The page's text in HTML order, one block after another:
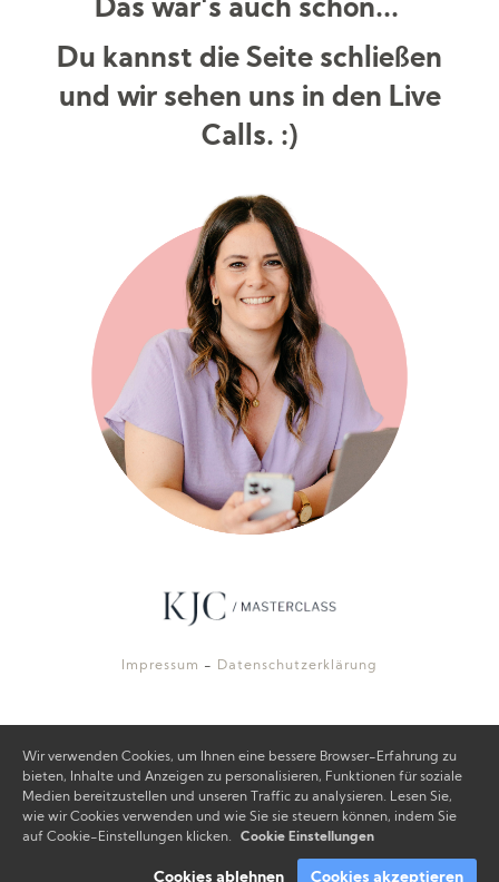
Das war's auch schon...
Du kannst die Seite schließen
und wir sehen uns in den Live
Calls. :)
Impressum - Datenschutzerklärung
Wir verwenden Cookies, um Ihnen eine bessere Browser-Erfahrung zu
bieten, Inhalte und Anzeigen zu personalisieren, Funktionen für soziale
Medien bereitzustellen und unseren Traffic zu analysieren. Lesen Sie,
wie wir Cookies verwenden und wie Sie sie steuern können, indem Sie
auf Cookie-Einstellungen klicken.
Cookie Einstellungen
Cookies ablehnen Cookies akzeptieren